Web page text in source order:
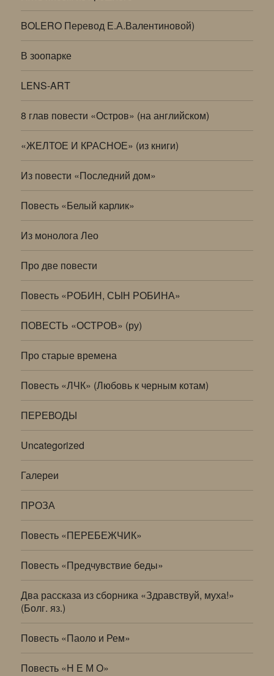
BOLERO Перевод Е.А.Валентиновой)
В зоопарке
LENS-ART
8 глав повести «Остров» (на английском)
«ЖЕЛТОЕ И КРАСНОЕ» (из книги)
Из повести «Последний дом»
Повесть «Белый карлик»
Из монолога Лео
Про две повести
Повесть «РОБИН, СЫН РОБИНА»
ПОВЕСТЬ «ОСТРОВ» (ру)
Про старые времена
Повесть «ЛЧК» (Любовь к черным котам)
ПЕРЕВОДЫ
Uncategorized
Галереи
ПРОЗА
Повесть «ПЕРЕБЕЖЧИК»
Повесть «Предчувствие беды»
Два рассказа из сборника «Здравствуй, муха!»
(Болг. яз.)
Повесть «Паоло и Рем»
Повесть «Н Е М О»